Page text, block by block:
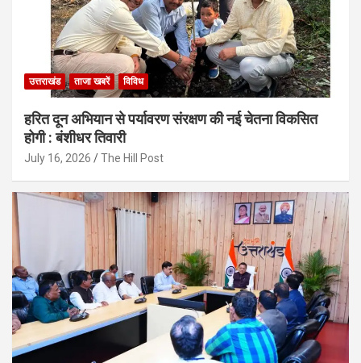
उत्तराखंड ताजा खबरें विविध
हरित दून अभियान से पर्यावरण संरक्षण की नई चेतना विकसित
होगी : बंशीधर तिवारी
July 16, 2026 The Hill Post